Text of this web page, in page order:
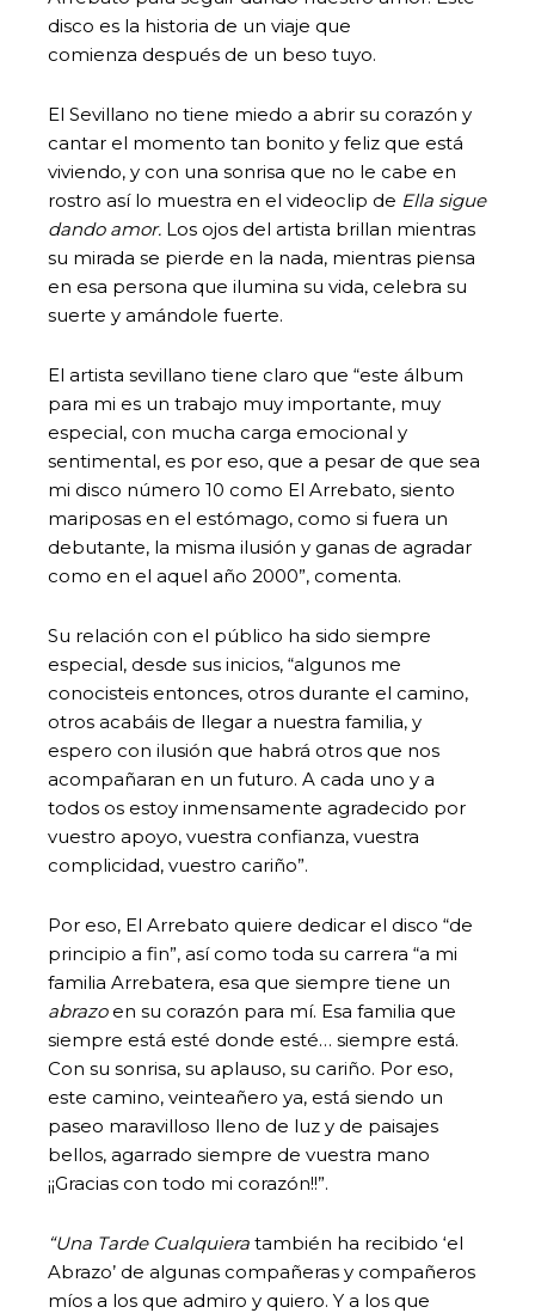
disco es la historia de un viaje que
comienza después de un beso tuyo.
El Sevillano no tiene miedo a abrir su corazón y
cantar el momento tan bonito y feliz que está
viviendo, y con una sonrisa que no le cabe en
rostro así lo muestra en el videoclip de Ella sigue
dando amor. Los ojos del artista brillan mientras
su mirada se pierde en la nada, mientras piensa
en esa persona que ilumina su vida, celebra su
suerte y amándole fuerte.
El artista sevillano tiene claro que “este álbum
para mi es un trabajo muy importante, muy
especial, con mucha carga emocional y
sentimental, es por eso, que a pesar de que sea
mi disco número 10 como El Arrebato, siento
mariposas en el estómago, como si fuera un
debutante, la misma ilusión y ganas de agradar
como en el aquel año 2000”, comenta.
Su relación con el público ha sido siempre
especial, desde sus inicios, “algunos me
conocisteis entonces, otros durante el camino,
otros acabáis de llegar a nuestra familia, y
espero con ilusión que habrá otros que nos
acompañaran en un futuro. A cada uno y a
todos os estoy inmensamente agradecido por
vuestro apoyo, vuestra confianza, vuestra
complicidad, vuestro cariño”.
Por eso, El Arrebato quiere dedicar el disco “de
principio a fin”, así como toda su carrera “a mi
familia Arrebatera, esa que siempre tiene un
abrazoen su corazón para mí. Esa familia que
siempre está esté donde esté… siempre está.
Con su sonrisa, su aplauso, su cariño. Por eso,
este camino, veinteañero ya, está siendo un
paseo maravilloso lleno de luz y de paisajes
bellos, agarrado siempre de vuestra mano
¡¡Gracias con todo mi corazón!!”.
“Una Tarde Cualquiera también ha recibido ‘el
Abrazo’ de algunas compañeras y compañeros
míos a los que admiro y quiero. Y a los que